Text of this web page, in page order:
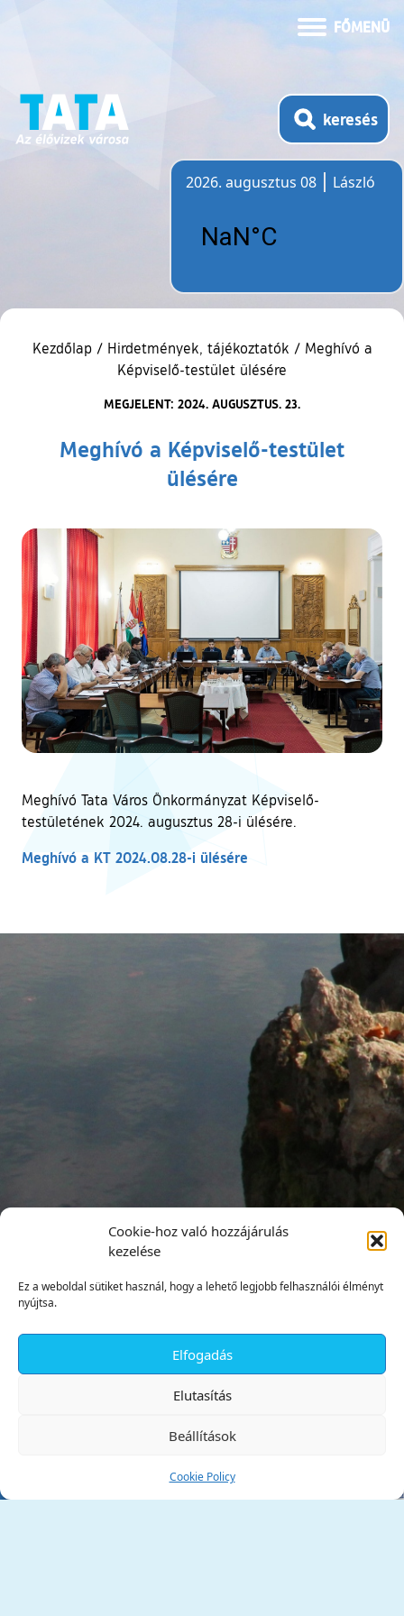
Cookie-hoz való hozzájárulás
kezelése
Ez a weboldal sütiket használ, hogy a lehető legjobb felhasználói élményt
nyújtsa.
Elfogadás
Elutasítás
Beállítások
Cookie Policy
FŐMENÜ
keresés
2026. augusztus 08
László
Kezdőlap / Hirdetmények, tájékoztatók / Meghívó a
Képviselő-testület ülésére
MEGJELENT: 2024. AUGUSZTUS. 23.
Meghívó a Képviselő-testület
ülésére
Meghívó Tata Város Önkormányzat Képviselő-
testületének 2024. augusztus 28-i ülésére.
Meghívó a KT 2024.08.28-i ülésére
Tata Város Önkormányzata
✕